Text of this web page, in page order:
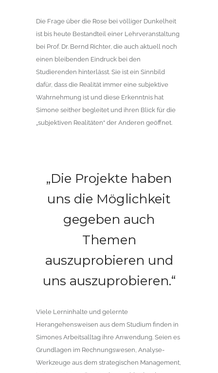
Die Frage über die Rose bei völliger Dunkelheit
ist bis heute Bestandteil einer Lehrveranstaltung
bei Prof. Dr. Bernd Richter, die auch aktuell noch
einen bleibenden Eindruck bei den
Studierenden hinterlässt. Sie ist ein Sinnbild
dafür, dass die Realität immer eine subjektive
Wahrnehmung ist und diese Erkenntnis hat
Simone seither begleitet und ihren Blick für die
„subjektiven Realitäten“ der Anderen geöffnet.
„Die Projekte haben
uns die Möglichkeit
gegeben auch
Themen
auszuprobieren und
uns auszuprobieren.“
Viele Lerninhalte und gelernte
Herangehensweisen aus dem Studium finden in
Simones Arbeitsalltag ihre Anwendung. Seien es
Grundlagen im Rechnungswesen, Analyse-
Werkzeuge aus dem strategischen Management,